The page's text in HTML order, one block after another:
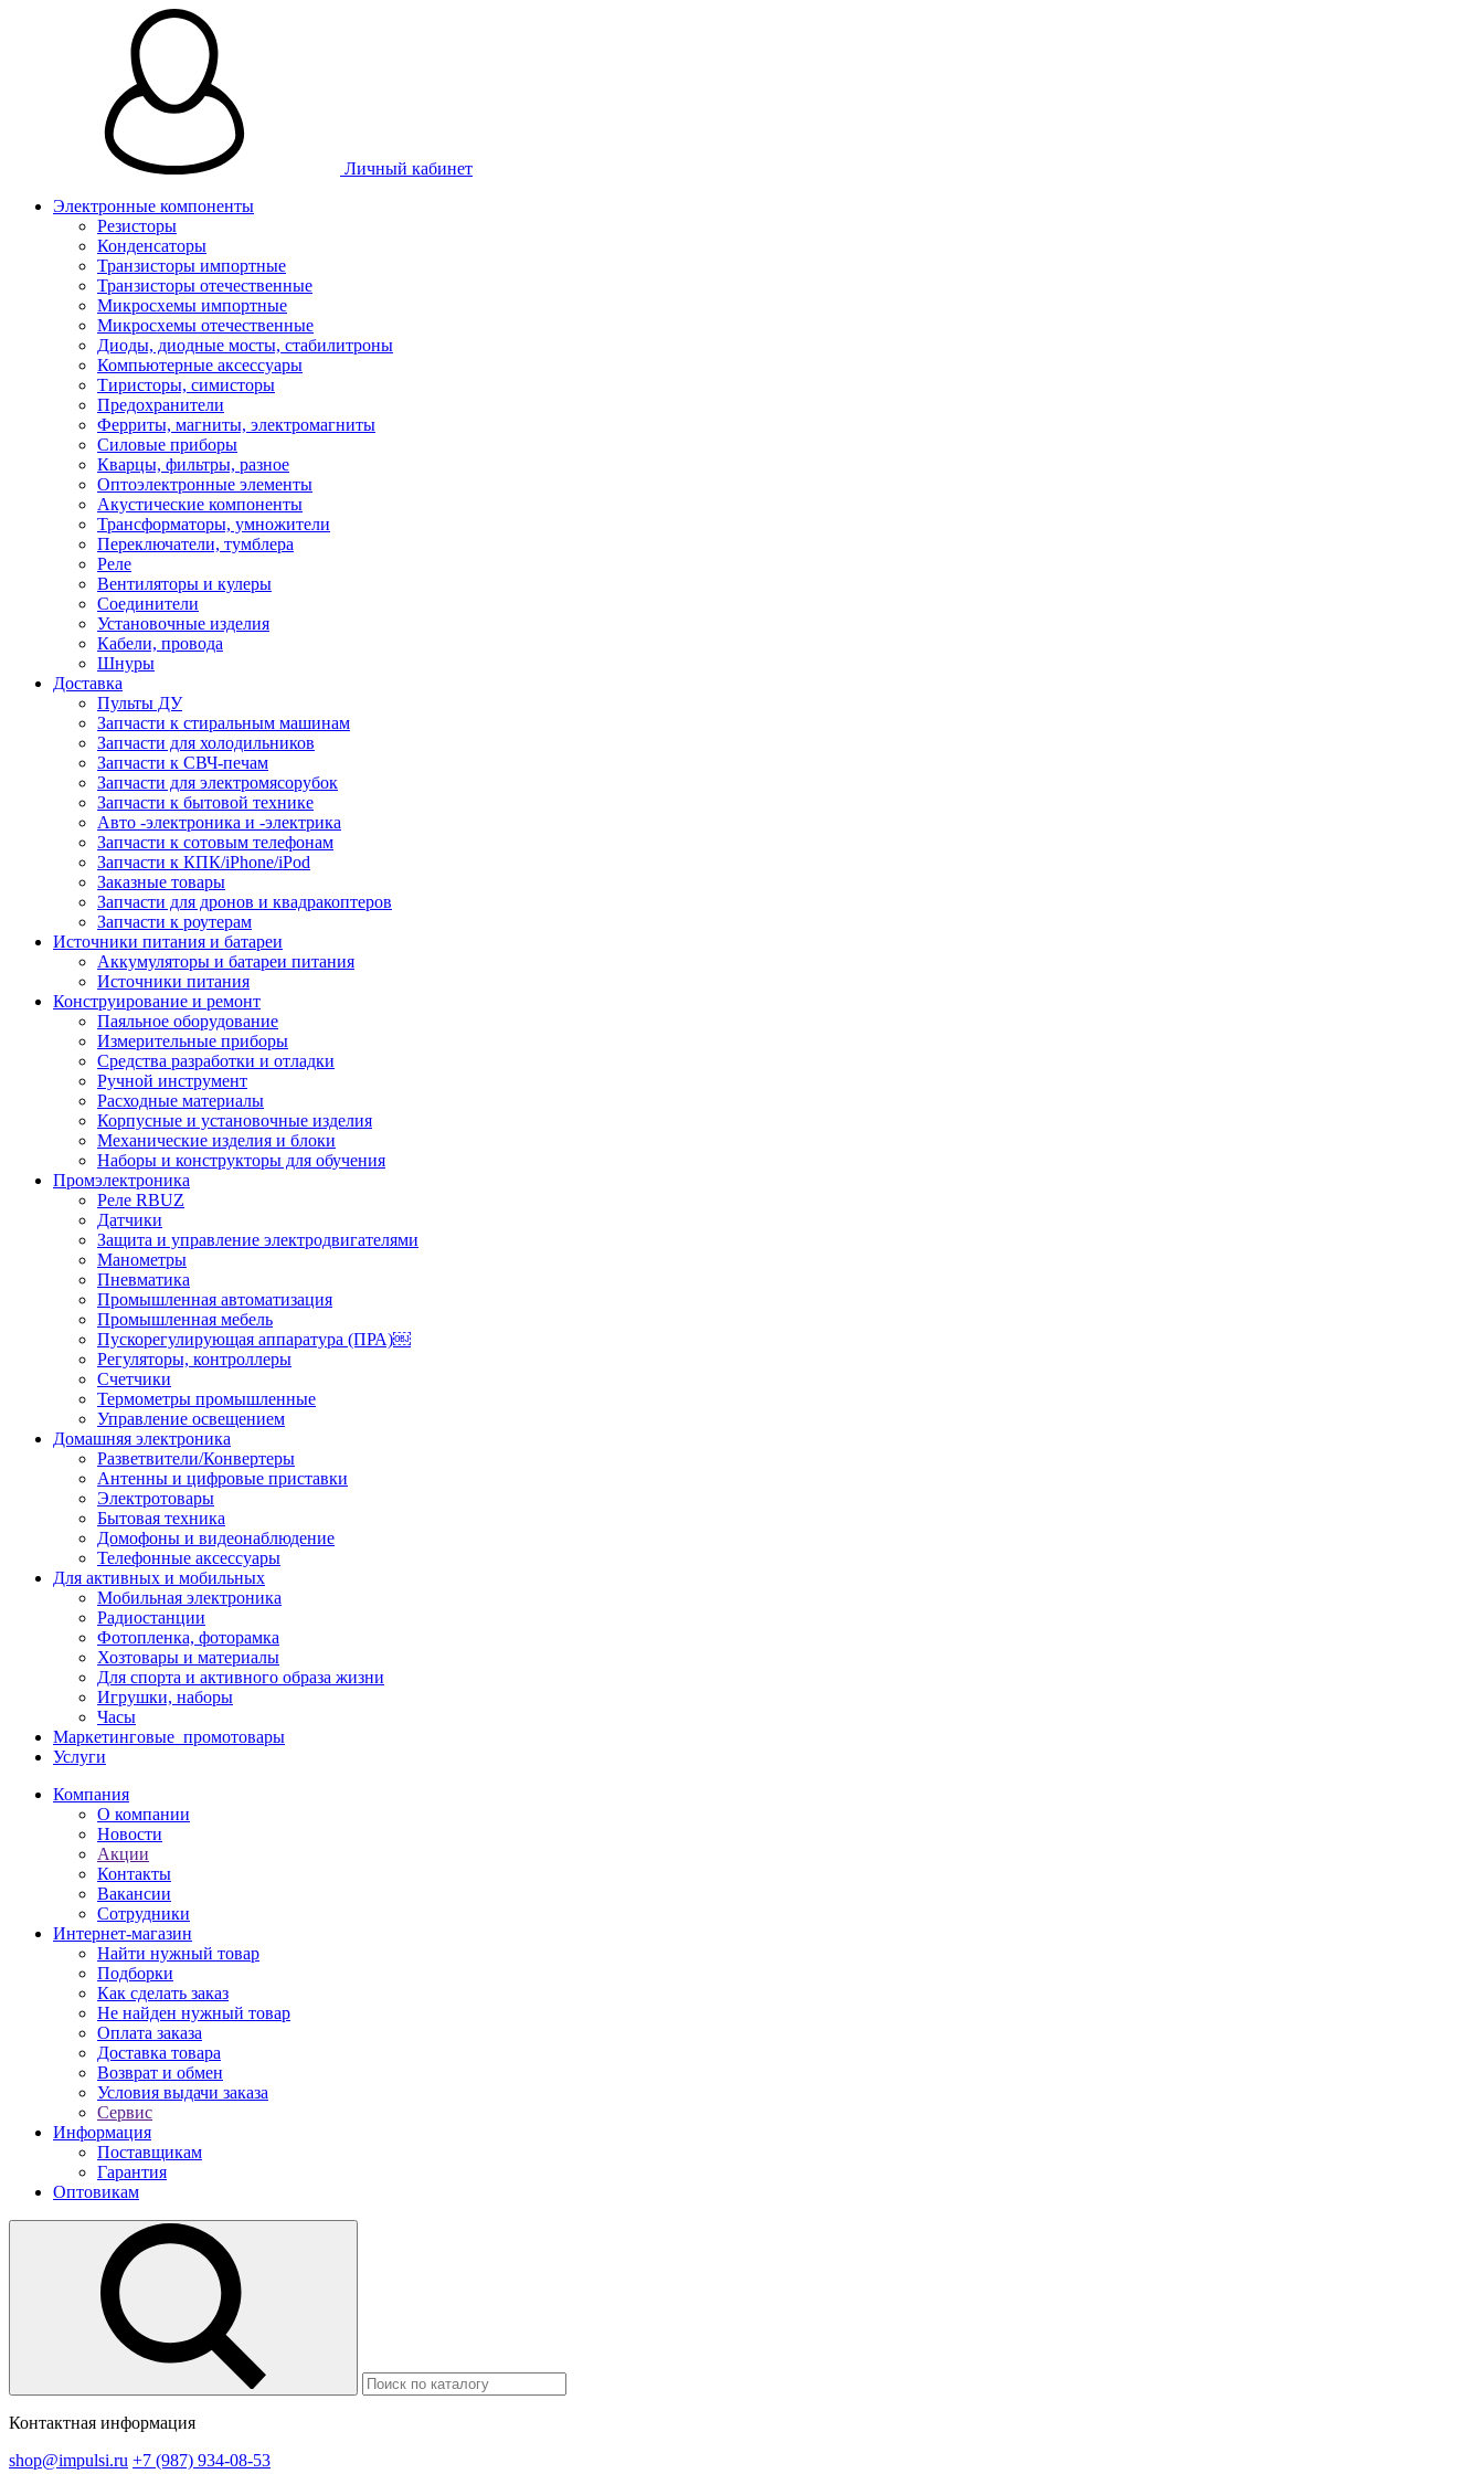
Личный кабинет
Электронные компоненты
Резисторы
Конденсаторы
Транзисторы импортные
Транзисторы отечественные
Микросхемы импортные
Микросхемы отечественные
Диоды, диодные мосты, стабилитроны
Компьютерные аксессуары
Тиристоры, симисторы
Предохранители
Ферриты, магниты, электромагниты
Силовые приборы
Кварцы, фильтры, разное
Оптоэлектронные элементы
Акустические компоненты
Трансформаторы, умножители
Переключатели, тумблера
Реле
Вентиляторы и кулеры
Соединители
Установочные изделия
Кабели, провода
Шнуры
Доставка
Пульты ДУ
Запчасти к стиральным машинам
Запчасти для холодильников
Запчасти к СВЧ-печам
Запчасти для электромясорубок
Запчасти к бытовой технике
Авто -электроника и -электрика
Запчасти к сотовым телефонам
Запчасти к КПК/iPhone/iPod
Заказные товары
Запчасти для дронов и квадракоптеров
Запчасти к роутерам
Источники питания и батареи
Аккумуляторы и батареи питания
Источники питания
Конструирование и ремонт
Паяльное оборудование
Измерительные приборы
Средства разработки и отладки
Ручной инструмент
Расходные материалы
Корпусные и установочные изделия
Механические изделия и блоки
Наборы и конструкторы для обучения
Промэлектроника
Реле RBUZ
Датчики
Защита и управление электродвигателями
Манометры
Пневматика
Промышленная автоматизация
Промышленная мебель
Пускорегулирующая аппаратура (ПРА)￼
Регуляторы, контроллеры
Счетчики
Термометры промышленные
Управление освещением
Домашняя электроника
Разветвители/Конвертеры
Антенны и цифровые приставки
Электротовары
Бытовая техника
Домофоны и видеонаблюдение
Телефонные аксессуары
Для активных и мобильных
Мобильная электроника
Радиостанции
Фотопленка, фоторамка
Хозтовары и материалы
Для спорта и активного образа жизни
Игрушки, наборы
Часы
Маркетинговые_промотовары
Услуги
Компания
О компании
Новости
Акции
Контакты
Вакансии
Сотрудники
Интернет-магазин
Найти нужный товар
Подборки
Как сделать заказ
Не найден нужный товар
Оплата заказа
Доставка товара
Возврат и обмен
Условия выдачи заказа
Сервис
Информация
Поставщикам
Гарантия
Оптовикам
Контактная информация
shop@impulsi.ru +7 (987) 934-08-53